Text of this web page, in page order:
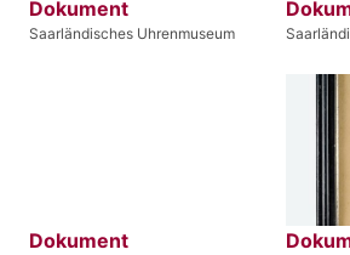
Dokument
Saarländisches Uhrenmuseum
Dokument